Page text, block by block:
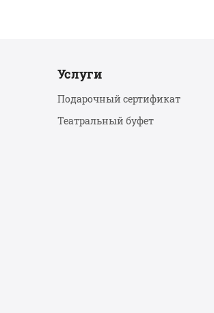
Услуги
Подарочный сертификат
Театральный буфет